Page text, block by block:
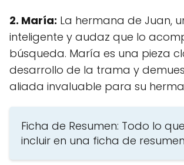
2. María: La hermana de Juan,
inteligente y audaz que lo
búsqueda. María es una pieza
desarrollo de la trama y
aliada invaluable para su
Ficha de Resumen: Todo lo
incluir en una ficha de resumen